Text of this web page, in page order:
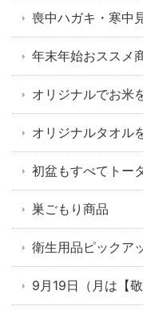
喪中ハガキ・寒中
年末年始おススメ
オリジナルでお米
オリジナルタオル
初盆もすべてトー
巣ごもり商品
衛生用品ピックア
9月19日（月は【敬